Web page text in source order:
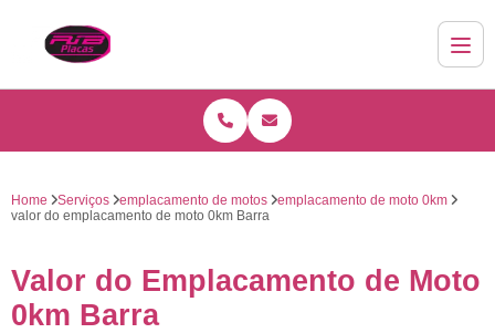
Home Serviços emplacamento de motos
emplacamento de moto 0km
valor do emplacamento de moto 0km Barra
Valor do Emplacamento de Moto
0km Barra